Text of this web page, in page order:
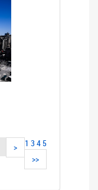
1 3 4 5
>
>>